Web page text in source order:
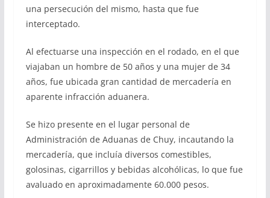
una persecución del mismo, hasta que fue
interceptado.
Al efectuarse una inspección en el rodado, en el que
viajaban un hombre de 50 años y una mujer de 34
años, fue ubicada gran cantidad de mercadería en
aparente infracción aduanera.
Se hizo presente en el lugar personal de
Administración de Aduanas de Chuy, incautando la
mercadería, que incluía diversos comestibles,
golosinas, cigarrillos y bebidas alcohólicas, lo que fue
avaluado en aproximadamente 60.000 pesos.